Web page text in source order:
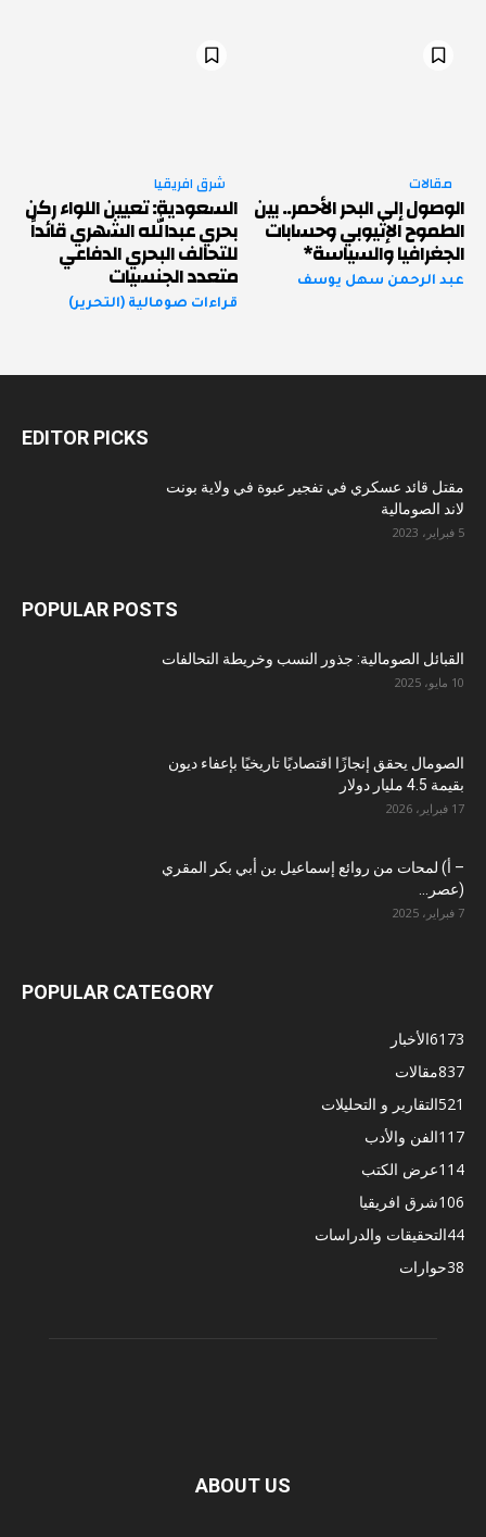
مقالات
الوصول إلى البحر الأحمر.. بين
الطموح الإثيوبي وحسابات
الجغرافيا والسياسة*
عبد الرحمن سهل يوسف
شرق افريقيا
السعودية: تعيين اللواء ركن
بحري عبدالله الشهري قائداً
للتحالف البحري الدفاعي
متعدد الجنسيات
قراءات صومالية (التحرير)
EDITOR PICKS
مقتل قائد عسكري في تفجير عبوة في ولاية بونت
لاند الصومالية
5 فبراير، 2023
POPULAR POSTS
القبائل الصومالية: جذور النسب وخريطة التحالفات
10 مايو، 2025
الصومال يحقق إنجازًا اقتصاديًا تاريخيًا بإعفاء ديون
بقيمة 4.5 مليار دولار
17 فبراير، 2026
– أ) لمحات من روائع إسماعيل بن أبي بكر المقري
(عصر...
7 فبراير، 2025
POPULAR CATEGORY
الأخبار6173
مقالات837
التقارير و التحليلات521
الفن والأدب117
عرض الكتب114
شرق افريقيا106
التحقيقات والدراسات44
حوارات38
ABOUT US